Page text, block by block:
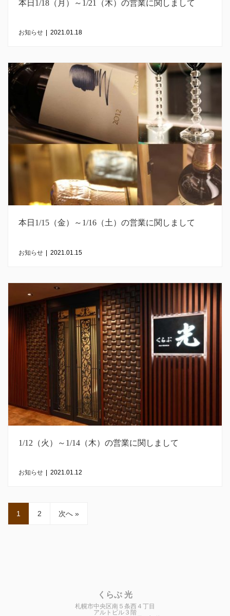
本日1/18（月）～1/21（木）の営業に関しまして
お知らせ 2021.01.18
本日1/15（金）～1/16（土）の営業に関しまして
お知らせ | 2021.01.15
1/12（火）～1/14（木）の営業に関しまして
お知らせ 2021.01.12
1 2 次へ »
くらぶ 光
札幌市中央区南５条西４丁目
アルトビル３階